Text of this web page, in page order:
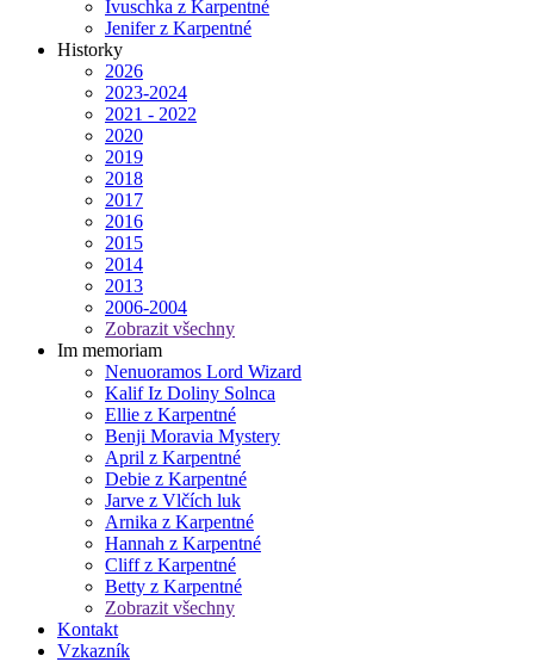
Ivuschka z Karpentné
Jenifer z Karpentné
Historky
2026
2023-2024
2021 - 2022
2020
2019
2018
2017
2016
2015
2014
2013
2006-2004
Zobrazit všechny
Im memoriam
Nenuoramos Lord Wizard
Kalif Iz Doliny Solnca
Ellie z Karpentné
Benji Moravia Mystery
April z Karpentné
Debie z Karpentné
Jarve z Vlčích luk
Arnika z Karpentné
Hannah z Karpentné
Cliff z Karpentné
Betty z Karpentné
Zobrazit všechny
Kontakt
Vzkazník